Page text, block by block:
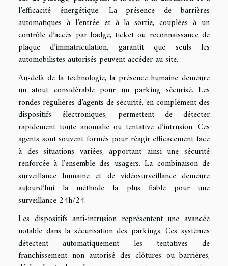
l’efficacité énergétique. La présence de barrières
automatiques à l’entrée et à la sortie, couplées à un
contrôle d’accès par badge, ticket ou reconnaissance de
plaque d’immatriculation, garantit que seuls les
automobilistes autorisés peuvent accéder au site.
Au-delà de la technologie, la présence humaine demeure
un atout considérable pour un parking sécurisé. Les
rondes régulières d’agents de sécurité, en complément des
dispositifs électroniques, permettent de détecter
rapidement toute anomalie ou tentative d’intrusion. Ces
agents sont souvent formés pour réagir efficacement face
à des situations variées, apportant ainsi une sécurité
renforcée à l’ensemble des usagers. La combinaison de
surveillance humaine et de vidéosurveillance demeure
aujourd’hui la méthode la plus fiable pour une
surveillance 24h/24.
Les dispositifs anti-intrusion représentent une avancée
notable dans la sécurisation des parkings. Ces systèmes
détectent automatiquement les tentatives de
franchissement non autorisé des clôtures ou barrières,